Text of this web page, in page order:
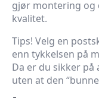
gjør montering og
kvalitet.
Tips! Velg en
enn tykkelsen på
Da er du sikker
uten at den